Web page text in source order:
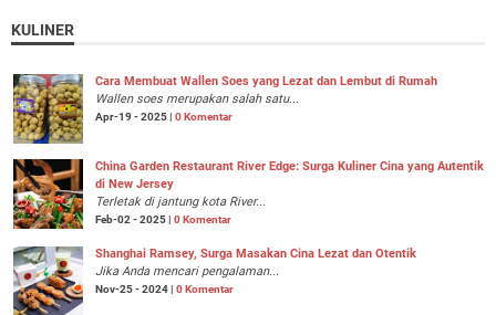
KULINER
Cara Membuat Wallen Soes yang Lezat dan Lembut di Rumah
Wallen soes merupakan salah satu...
Apr-19 - 2025 | 0 Komentar
China Garden Restaurant River Edge: Surga Kuliner Cina yang Autentik
di New Jersey
Terletak di jantung kota River...
Feb-02 - 2025 | 0 Komentar
Shanghai Ramsey, Surga Masakan Cina Lezat dan Otentik
Jika Anda mencari pengalaman...
Nov-25 - 2024 | 0 Komentar